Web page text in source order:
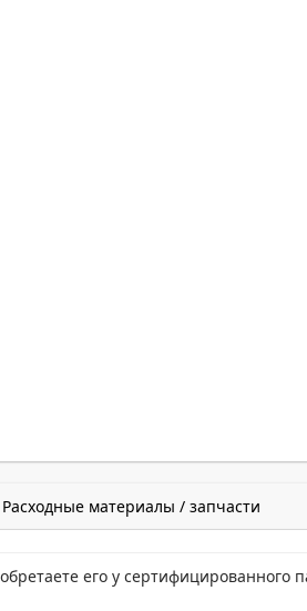
Расходные материалы / запчасти
его у сертифицированного